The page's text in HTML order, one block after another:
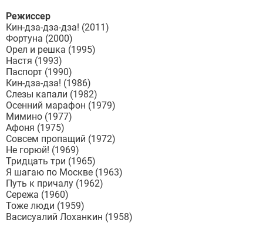
Режиcсер
Кин-дза-дза-дза! (2011)
Фортуна (2000)
Орел и решка (1995)
Настя (1993)
Паспорт (1990)
Кин-дза-дза! (1986)
Слезы капали (1982)
Осенний марафон (1979)
Мимино (1977)
Афоня (1975)
Совсем пропащий (1972)
Не горюй! (1969)
Тридцать три (1965)
Я шагаю по Москве (1963)
Путь к причалу (1962)
Сережа (1960)
Тоже люди (1959)
Васисуалий Лоханкин (1958)